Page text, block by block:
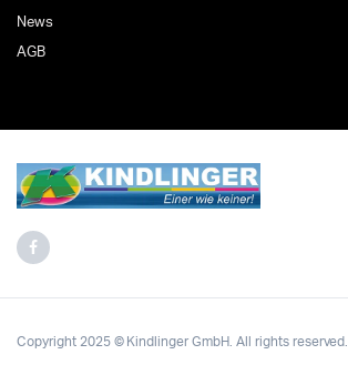
News
AGB
Copyright 2025 © Kindlinger GmbH. All rights reserved.